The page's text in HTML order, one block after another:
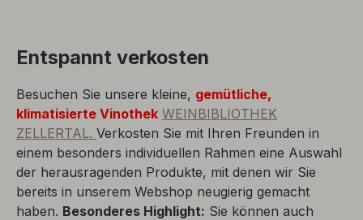
Entspannt verkosten
Besuchen Sie unsere kleine, gemütliche,
klimatisierte Vinothek WEINBIBLIOTHEK
ZELLERTAL. Verkosten Sie mit Ihren Freunden in
einem besonders individuellen Rahmen eine Auswahl
der herausragenden Produkte, mit denen wir Sie
bereits in unserem Webshop neugierig gemacht
haben. Besonderes Highlight: Sie können auch